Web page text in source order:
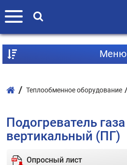
Mеню
Теплообменное оборудование
Подогреватель газа
вертикальный (ПГ)
Опросный лист